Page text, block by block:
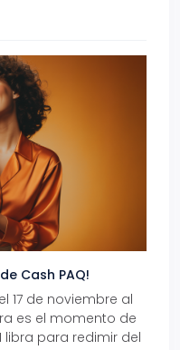
Cash PAQ!
17 de noviembre al
es el momento de
libra para redimir del